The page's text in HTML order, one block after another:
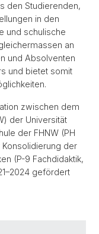
den Studierenden,
in den
und schulische
an
und Absolventen
und bietet somit
zwischen dem
der Universität
der FHNW (PH
Konsolidierung der
(P-9 Fachdidaktik,
gefördert